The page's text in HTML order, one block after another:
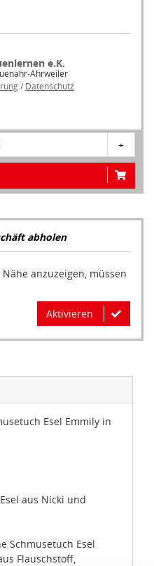
e.K.
Ahrweiler
/ Datenschutz
+
abholen
anzuzeigen, müssen
Aktivieren
Esel Emmily in
aus Nicki und
Schmusetuch Esel
Flauschstoff,